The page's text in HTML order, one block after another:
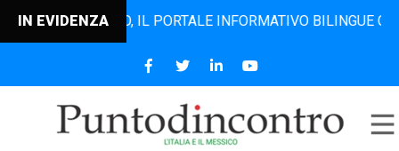
IN EVIDENZAIL PORTALE INFORMATIVO BILINGUE CHE